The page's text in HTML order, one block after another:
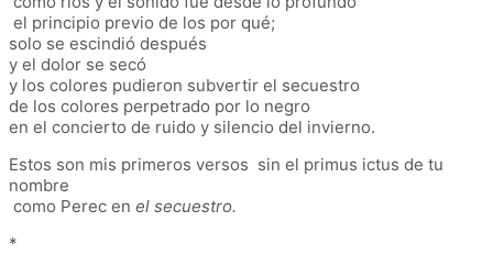
el principio previo de los por qué;
solo se escindió después
y el dolor se secó
y los colores pudieron subvertir el secuestro
de los colores perpetrado por lo negro
en el concierto de ruido y silencio del invierno.
Estos son mis primeros versos sin el primus ictus de tu
nombre
como Perec en el secuestro.
*